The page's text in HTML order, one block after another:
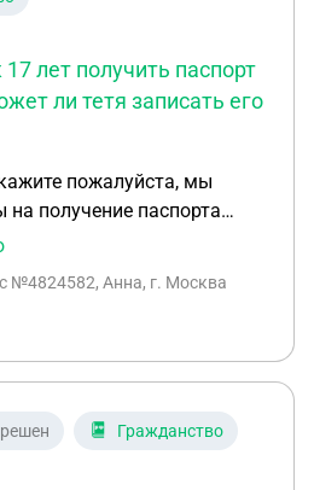
продажи будет
в вопросе
есть способы,
для подтверждения и
на эти документы?
дочери?
лет получить паспорт
ли тетя записать его
получение паспорта
она
госуслуги, т.к нет
записаться на прием (
тетя может записаться?
№4824582, Анна, г. Москва
Гражданство